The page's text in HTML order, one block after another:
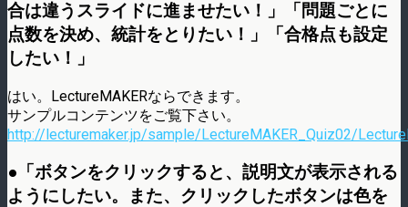
合は違うスライドに進ませたい！」「問題ごとに
点数を決め、統計をとりたい！」「合格点も設定
したい！」
はい。LectureMAKERならできます。
サンプルコンテンツをご覧下さい。
http://lecturemaker.jp/sample/LectureMAKER_Quiz02/
●「ボタンをクリックすると、説明文が表示される
ようにしたい。また、クリックしたボタンは色を